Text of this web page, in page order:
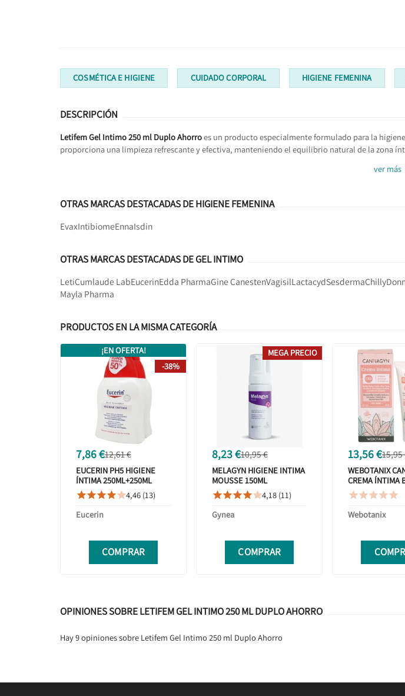
COSMÉTICA E HIGIENE CUIDADO CORPORAL HIGIENE FEMENINA
DESCRIPCIÓN
Letifem Gel Intimo 250 ml Duplo Ahorroes un producto especialmente formulado para la
proporciona una limpieza refrescante y efectiva, manteniendo el equilibrio natural de la zona
ver más
OTRAS MARCAS DESTACADAS DE HIGIENE FEMENINA
EvaxIntibiomeEnnaIsdin
OTRAS MARCAS DESTACADAS DE GEL INTIMO
LetiCumlaude LabEucerinEdda PharmaGine CanestenVagisilLactacydSesdermaChilly
Mayla Pharma
PRODUCTOS EN LA MISMA CATEGORÍA
7,86 €12,61 €
EUCERIN PH5 HIGIENE
ÍNTIMA 250ML+250ML
DUPLO
4,46 (13)
Eucerin
COMPRAR
¡EN OFERTA!
-38%
8,23 €10,95 €
MELAGYN HIGIENE INTIMA
MOUSSE 150ML
4,18 (11)
Gynea
COMPRAR
MEGA PRECIO
13,56 €15,95
WEBOTANIX
CREMA ÍNTIMA

Webotanix
OPINIONES SOBRE LETIFEM GEL INTIMO 250 ML DUPLO AHORRO
Hay 9 opiniones sobre Letifem Gel Intimo 250 ml Duplo Ahorro